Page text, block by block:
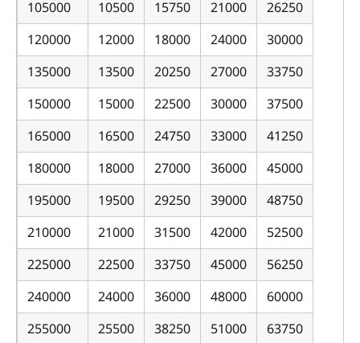
105000
10500 15750 21000
26250
120000
12000 18000 24000
30000
135000
13500 20250 27000
33750
150000
15000 22500 30000
37500
165000
16500 24750 33000
41250
180000
18000 27000 36000
45000
195000
19500 29250 39000
48750
210000
21000 31500 42000
52500
225000
22500 33750 45000
56250
240000
24000 36000 48000
60000
255000
25500 38250 51000 63750